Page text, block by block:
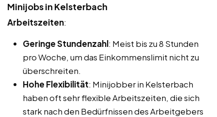
Minijobs in Kelsterbach
Arbeitszeiten:
Geringe Stundenzahl: Meist bis zu 8 Stunden
pro Woche, um das Einkommenslimit nicht zu
überschreiten.
Hohe Flexibilität: Minijobber in Kelsterbach
haben oft sehr flexible Arbeitszeiten, die sich
stark nach den Bedürfnissen des Arbeitgebers